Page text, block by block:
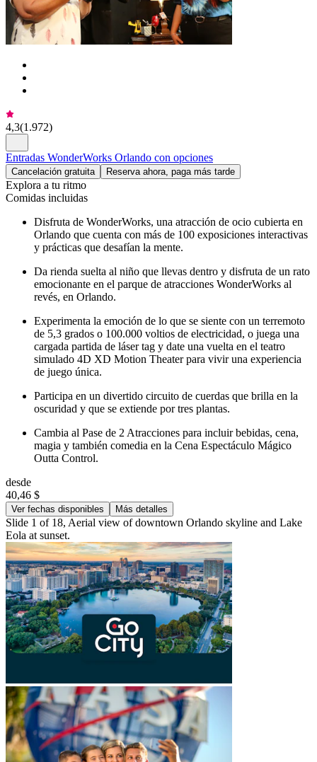
4,3(1.972)
Entradas WonderWorks Orlando con opciones
Cancelación gratuita Reserva ahora, paga más tarde
Explora a tu ritmo
Comidas incluidas
Disfruta de WonderWorks, una atracción de ocio cubierta en
Orlando que cuenta con más de 100 exposiciones interactivas
y prácticas que desafían la mente.
Da rienda suelta al niño que llevas dentro y disfruta de un rato
emocionante en el parque de atracciones WonderWorks al
revés, en Orlando.
Experimenta la emoción de lo que se siente con un terremoto
de 5,3 grados o 100.000 voltios de electricidad, o juega una
cargada partida de láser tag y date una vuelta en el teatro
simulado 4D XD Motion Theater para vivir una experiencia
de juego única.
Participa en un divertido circuito de cuerdas que brilla en la
oscuridad y que se extiende por tres plantas.
Cambia al Pase de 2 Atracciones para incluir bebidas, cena,
magia y también comedia en la Cena Espectáculo Mágico
Outta Control.
desde
40,46 $
Ver fechas disponibles Más detalles
Slide 1 of 18, Aerial view of downtown Orlando skyline and Lake
Eola at sunset.